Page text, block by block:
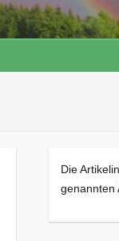
Die
genannten